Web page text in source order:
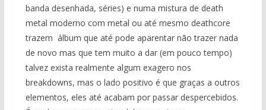
banda desenhada, séries) e numa mistura de death
metal moderno com metal ou até mesmo deathcore
trazem álbum que até pode aparentar não trazer nada
de novo mas que tem muito a dar (em pouco tempo)
talvez exista realmente algum exagero nos
breakdowns, mas o lado positivo é que graças a outros
elementos, eles até acabam por passar despercebidos.